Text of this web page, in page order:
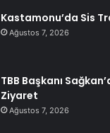
Kastamonu’da Sis
Ağustos 7, 2026
TBB Başkanı
Ziyaret
Ağustos 7, 2026